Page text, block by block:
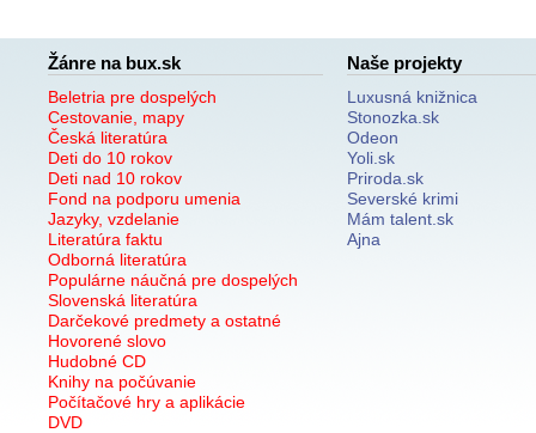
Žánre na bux.sk
Beletria pre dospelých
Cestovanie, mapy
Česká literatúra
Deti do 10 rokov
Deti nad 10 rokov
Fond na podporu umenia
Jazyky, vzdelanie
Literatúra faktu
Odborná literatúra
Populárne náučná pre dospelých
Slovenská literatúra
Darčekové predmety a ostatné
Hovorené slovo
Hudobné CD
Knihy na počúvanie
Počítačové hry a aplikácie
DVD
Naše projekty
Luxusná knižnica
Stonozka.sk
Odeon
Yoli.sk
Priroda.sk
Severské krimi
Mám talent.sk
Ajna